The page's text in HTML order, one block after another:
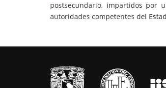
postsecundario, impartidos por
autoridades competentes del